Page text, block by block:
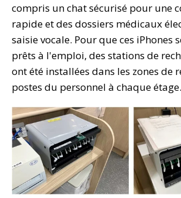
compris un chat sécurisé pour une
rapide et des dossiers médicaux
saisie vocale. Pour que ces iPhones
prêts à l'emploi, des stations de
ont été installées dans les zones de
postes du personnel à chaque étage.